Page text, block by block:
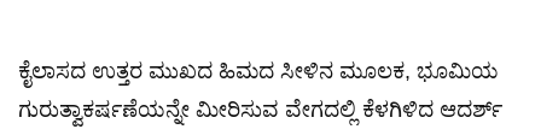
ಕೈಲಾಸದ ಉತ್ತರ ಮುಖದ ಹಿಮದ ಸೀಳಿನ ಮೂಲಕ, ಭೂಮಿಯ
ಗುರುತ್ವಾಕರ್ಷಣೆಯನ್ನೇ ಮೀರಿಸುವ ವೇಗದಲ್ಲಿ ಕೆಳಗಿಳಿದ ಆದರ್ಶ್